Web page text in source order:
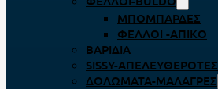
ΜΠΟΜΠΆΡΔΕΣ
ΦΕΛΛΟΊ -ΑΠΊΚΟ
ΒΑΡΊΔΙΑ
SISSY-
ΔΟΛΏΜΑΤΑ-ΜΑΛΆΓΡΕΣ